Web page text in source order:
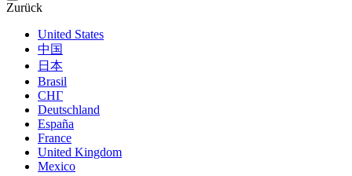
Zurück
United States
中国
日本
Brasil
СНГ
Deutschland
España
France
United Kingdom
Mexico